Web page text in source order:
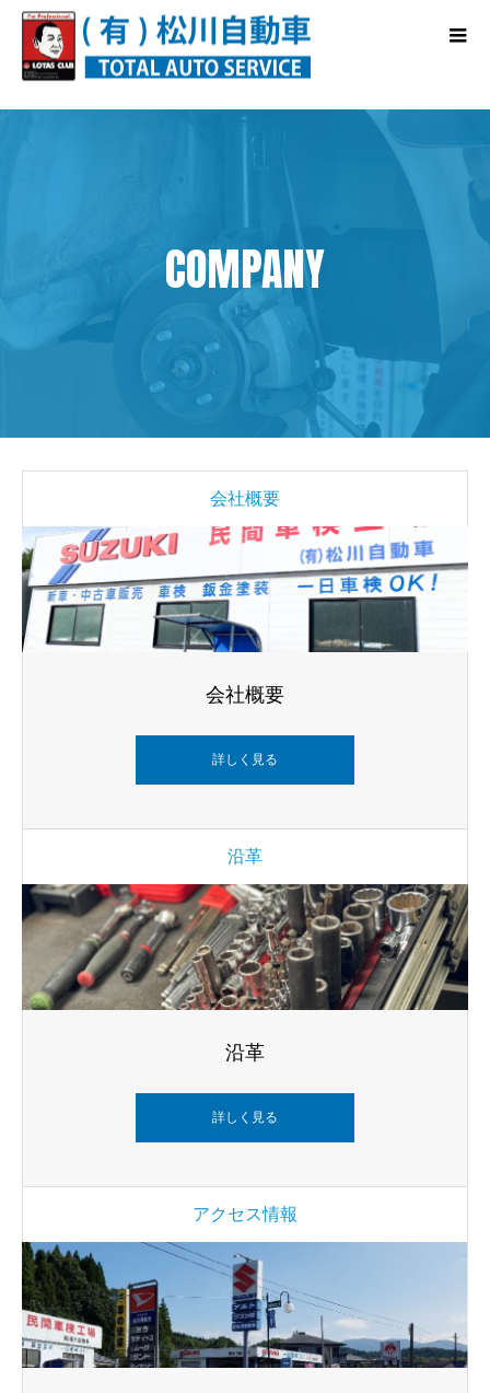
COMPANY
会社概要
会社概要
詳しく見る
沿革
沿革
詳しく見る
アクセス情報